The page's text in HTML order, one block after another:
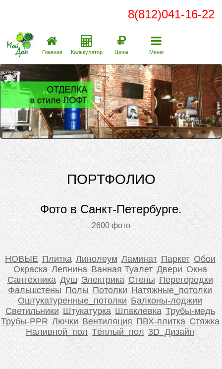
8(812)041-16-22
Главная Калькулятор Цены Меню
ПОРТФОЛИО
Фото в Санкт-Петербурге.
2600 фото
НОВЫЕ Плитка Линолеум Ламинат Паркет Обои
Окраска Лепнина Ванная Туалет Двери Окна
Сантехника Душ Электрика Стены Перегородки
Фальшстены Полы Потолки Натяжные_потолки
Оштукатуренные_потолки Балконы-лоджии
Светильники Штукатурка Шпаклевка Трубы-медь
Трубы-PPR Лючки Вентиляция ПВХ-плитка Стяжка
Наливной_пол Тёплый_пол 3D_Дизайн